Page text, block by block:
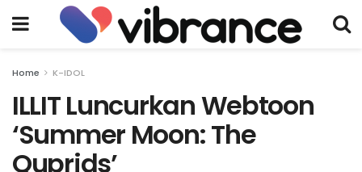
Home K-IDOL
ILLIT Luncurkan Webtoon
‘Summer Moon: The
Quprids’